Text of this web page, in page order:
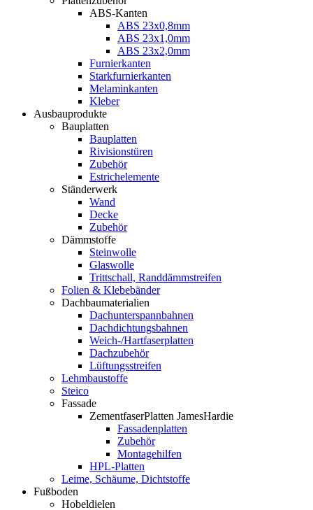
ABS-Kanten
ABS 23x0,8mm
ABS 23x1,0mm
ABS 23x2,0mm
Furnierkanten
Starkfurnierkanten
Melaminkanten
Kleber
Ausbauprodukte
Bauplatten
Bauplatten
Rivisionstüren
Zubehör
Estrichelemente
Ständerwerk
Wand
Decke
Zubehör
Dämmstoffe
Steinwolle
Glaswolle
Trittschall, Randdämmstreifen
Folien & Klebebänder
Dachbaumaterialien
Dachunterspannbahnen
Dachdichtungsbahnen
Weich-/Hartfaserplatten
Dachzubehör
Lüftungsstreifen
Lehmbaustoffe
Steico
Fassade
ZementfaserPlatten JamesHardie
Fassadenplatten
Zubehör
Montagehilfen
HPL-Platten
Leime, Schäume, Dichtstoffe
Fußboden
Hobeldielen